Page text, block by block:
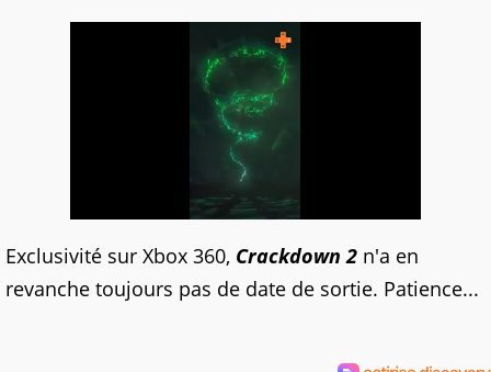
Exclusivité sur Xbox 360, Crackdown 2 n'a en
revanche toujours pas de date de sortie. Patience...